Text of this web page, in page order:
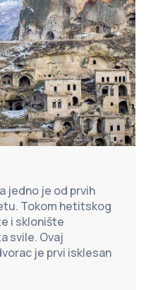
jedno je od prvih
Tokom hetitskog
i sklonište
svile. Ovaj
je prvi isklesan